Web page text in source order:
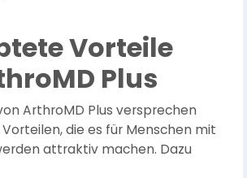
Vorteile
Plus
ArthroMD Plus versprechen
die es für Menschen mit
attraktiv machen. Dazu